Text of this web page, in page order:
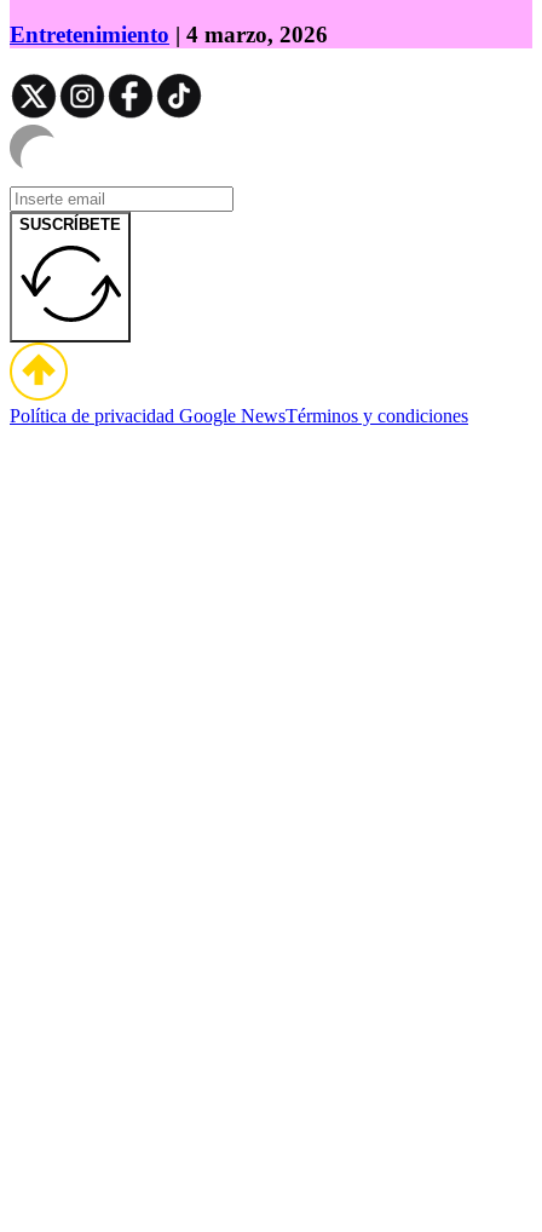
Entretenimiento | 4 marzo, 2026
SUSCRÍBETE
Política de privacidad Google NewsTérminos y condiciones